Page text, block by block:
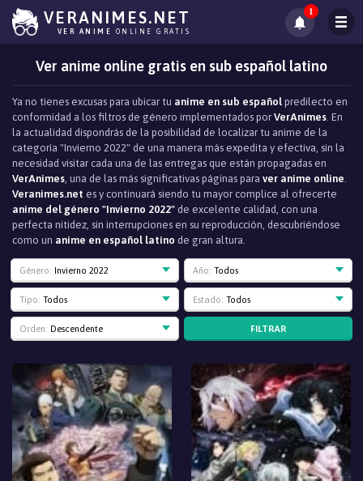
VERANIMES.NET
VER ANIME ONLINE GRATIS
1
Ver anime online gratis en sub español latino
Ya no tienes excusas para ubicar tu anime en sub español predilecto en
conformidad a los filtros de género implementados por VerAnimes. En
la actualidad dispondrás de la posibilidad de localizar tu anime de la
categoría "Invierno 2022" de una manera más expedita y efectiva, sin la
necesidad visitar cada una de las entregas que están propagadas en
VerAnimes, una de las más significativas páginas para ver anime online.
Veranimes.net es y continuará siendo tu mayor complice al ofrecerte
anime del género "Invierno 2022" de excelente calidad, con una
perfecta nitidez, sin interrupciones en su reproducción, descubriéndose
como un anime en español latino de gran altura.
Género: Invierno 2022 Año: Todos
Tipo: Todos Estado: Todos
Orden: Descendente FILTRAR